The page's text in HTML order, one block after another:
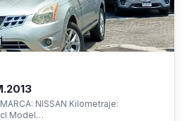
NISSAN Kilometraje:
Model…